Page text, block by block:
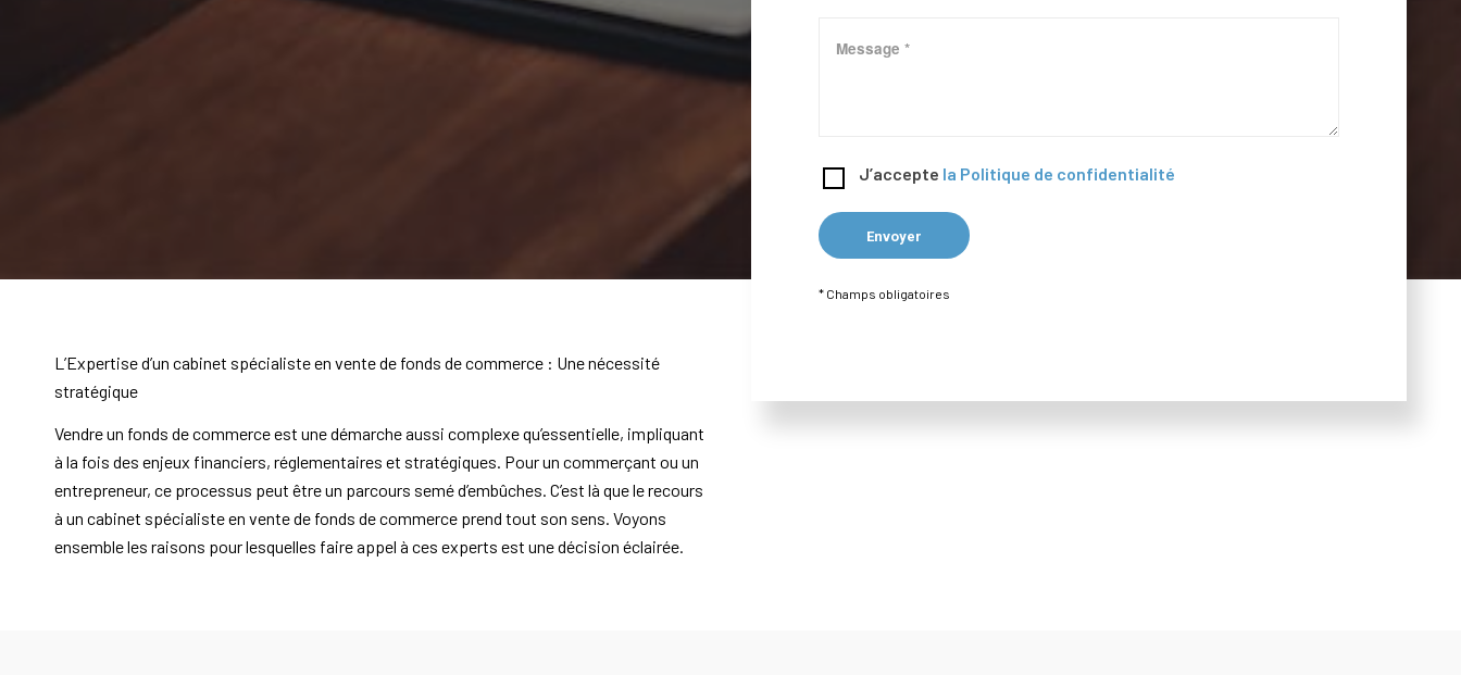
L’Expertise d’un cabinet spécialiste en vente de fonds de commerce : Une nécessité
stratégique
Vendre un fonds de commerce est une démarche aussi complexe qu’essentielle, impliquant
à la fois des enjeux financiers, réglementaires et stratégiques. Pour un commerçant ou un
entrepreneur, ce processus peut être un parcours semé d’embûches. C’est là que le recours
à un cabinet spécialiste en vente de fonds de commerce prend tout son sens. Voyons
ensemble les raisons pour lesquelles faire appel à ces experts est une décision éclairée.
J’accepte la Politique de confidentialité
* Champs obligatoires